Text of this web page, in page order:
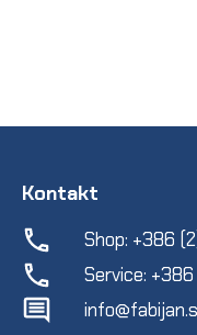
Kontakt
Shop: +386
Service: